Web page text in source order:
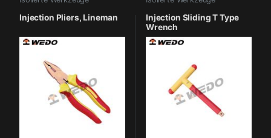
Injection Pliers, Lineman
Injection Sliding T Type
Wrench